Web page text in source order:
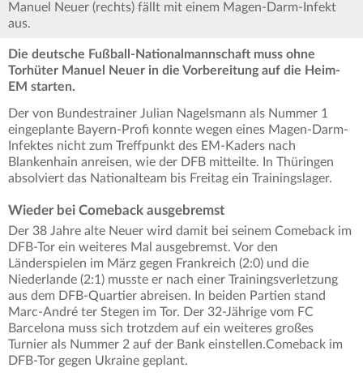
Manuel Neuer (rechts) fällt mit einem Magen-Darm-Infekt
aus.
Die deutsche Fußball-Nationalmannschaft muss ohne
Torhüter Manuel Neuer in die Vorbereitung auf die Heim-
EM starten.
Der von Bundestrainer Julian Nagelsmann als Nummer 1
eingeplante Bayern-Profi konnte wegen eines Magen-Darm-
Infektes nicht zum Treffpunkt des EM-Kaders nach
Blankenhain anreisen, wie der DFB mitteilte. In Thüringen
absolviert das Nationalteam bis Freitag ein Trainingslager.
Wieder bei Comeback ausgebremst
Der 38 Jahre alte Neuer wird damit bei seinem Comeback im
DFB-Tor ein weiteres Mal ausgebremst. Vor den
Länderspielen im März gegen Frankreich (2:0) und die
Niederlande (2:1) musste er nach einer Trainingsverletzung
aus dem DFB-Quartier abreisen. In beiden Partien stand
Marc-André ter Stegen im Tor. Der 32-Jährige vom FC
Barcelona muss sich trotzdem auf ein weiteres großes
Turnier als Nummer 2 auf der Bank einstellen.Comeback im
DFB-Tor gegen Ukraine geplant.